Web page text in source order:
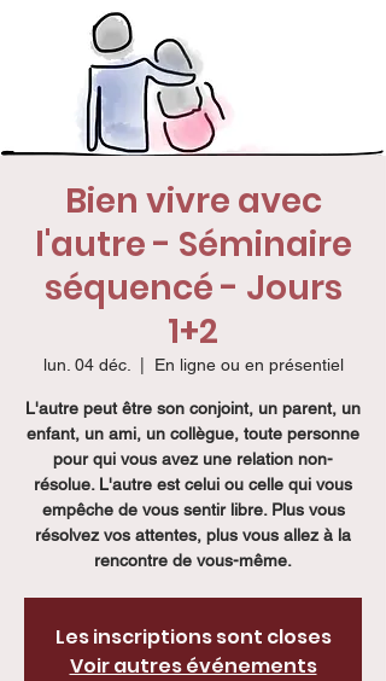
Bien vivre avec
l'autre - Séminaire
séquencé - Jours
1+2
lun. 04 déc. En ligne ou en présentiel
L'autre peut être son conjoint, un parent, un
enfant, un ami, un collègue, toute personne
pour qui vous avez une relation non-
résolue. L'autre est celui ou celle qui vous
empêche de vous sentir libre. Plus vous
résolvez vos attentes, plus vous allez à la
rencontre de vous-même.
Les inscriptions sont closes
Voir autres événements